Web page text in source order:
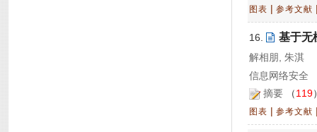
图表 | 参考文献
16. 基于无
解相朋, 朱淇
信息网络安全
摘要 （119
图表 | 参考文献